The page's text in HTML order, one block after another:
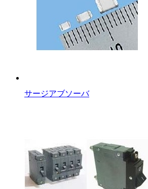
サージアブソーバ